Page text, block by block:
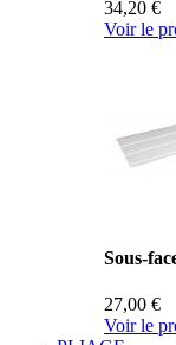
34,20 €
Voir le
Sous-
27,00 €
Voir le